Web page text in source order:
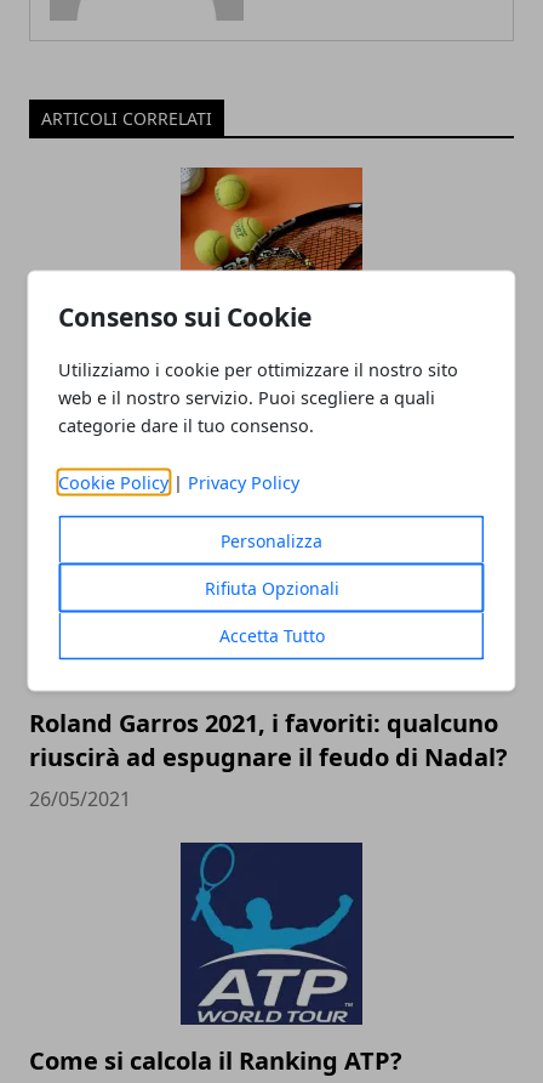
Consenso sui Cookie
Utilizziamo i cookie per ottimizzare il nostro sito
web e il nostro servizio. Puoi scegliere a quali
categorie dare il tuo consenso.
Cookie Policy | Privacy Policy
Personalizza
Rifiuta Opzionali
Accetta Tutto
ARTICOLI CORRELATI
Come acquistare una racchetta da
tennis: consigli e suggerimenti
04/02/2022
Roland Garros 2021, i favoriti: qualcuno
riuscirà ad espugnare il feudo di Nadal?
26/05/2021
Come si calcola il Ranking ATP?